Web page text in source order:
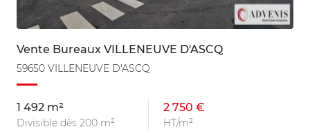
Vente Bureaux VILLENEUVE D'ASCQ
59650 VILLENEUVE D'ASCQ
1 492 m²
Divisible dès 200 m²
2 750 €
HT/m²